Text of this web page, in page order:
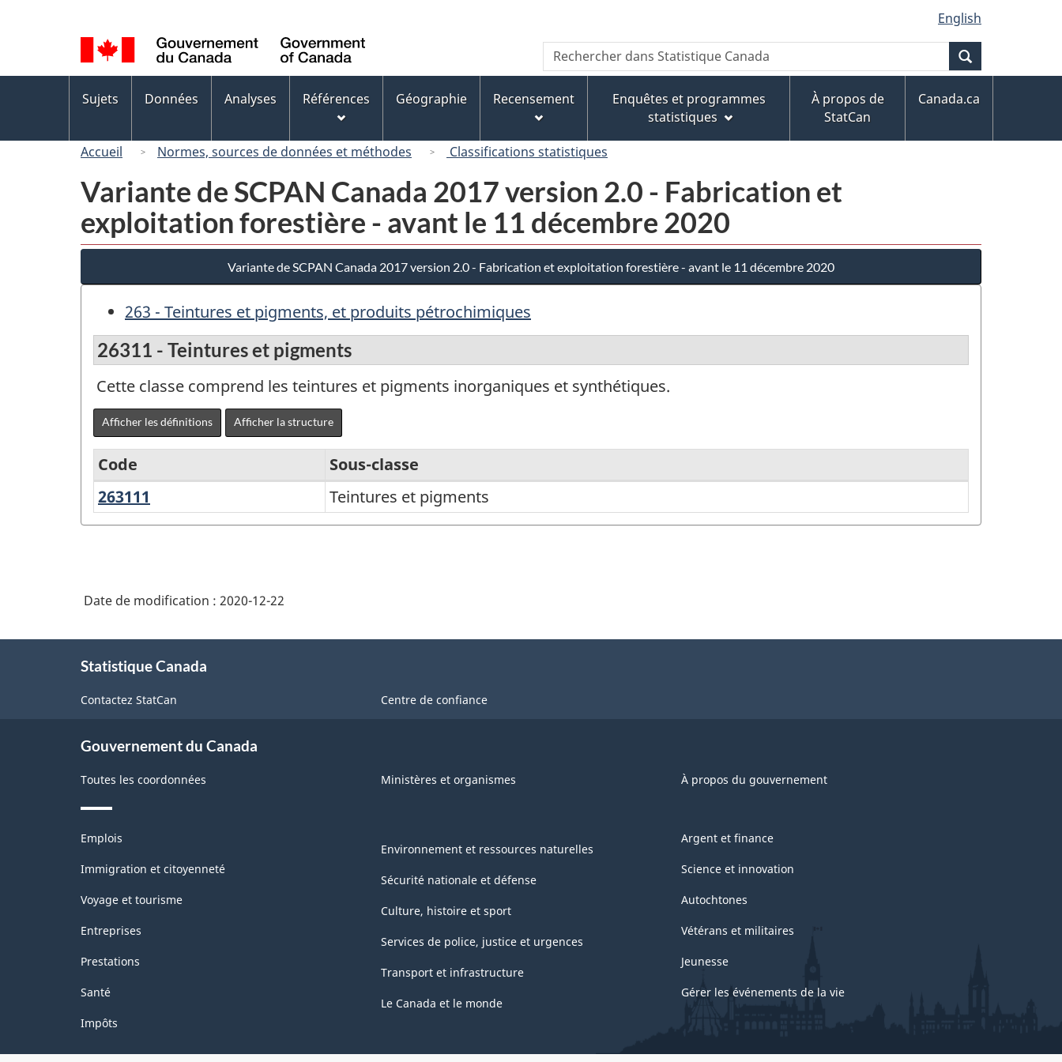
au
contenu
principal
« À
propos
de
ce
version
HTML
simplifiée
de
la
langue
English
Canada
Recherche
Rechercher
dans
Canada
des
Sujets Données Analyses Références Géographie Recensement
Enquêtes et programmes
statistiques
À propos de
StatCan
Canada.ca
Accueil Normes, sources de données et méthodes Classifications statistiques
Variante de SCPAN Canada 2017 version 2.0 - Fabrication et
exploitation forestière - avant le 11 décembre 2020
Variante de SCPAN Canada 2017 version 2.0 - Fabrication et exploitation forestière - avant le 11 décembre 2020
263 - Teintures et pigments, et produits pétrochimiques
26311 - Teintures et pigments
Cette classe comprend les teintures et pigments inorganiques et synthétiques.
Afficher les définitions Afficher la structure
Variante
de
2017
2.0
Fabrication
forestière
-
avant
le
11
2020
-
Structure
de
la
Code
Sous-classe
263111
et
Teintures et pigments
Date de modification : 2020-12-22
Statistique Canada
Contactez StatCan Centre de confiance
Gouvernement du Canada
Toutes les coordonnées Ministères et organismes À propos du gouvernement
Thèmes
sujets
Emplois
Immigration et citoyenneté
Voyage et tourisme
Entreprises
Prestations
Santé
Impôts
Environnement et ressources naturelles
Sécurité nationale et défense
Culture, histoire et sport
Services de police, justice et urgences
Transport et infrastructure
Le Canada et le monde
Argent et finance
Science et innovation
Autochtones
Vétérans et militaires
Jeunesse
Gérer les événements de la vie